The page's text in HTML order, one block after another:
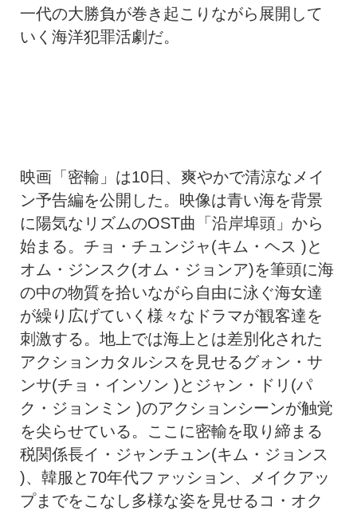
一代の大勝負が巻き起こりながら展開して
いく海洋犯罪活劇だ。
映画「密輸」は10日、爽やかで清涼なメイ
ン予告編を公開した。映像は青い海を背景
に陽気なリズムのOST曲「沿岸埠頭」から
始まる。チョ・チュンジャ(キム・ヘス )と
オム・ジンスク(オム・ジョンア)を筆頭に海
の中の物質を拾いながら自由に泳ぐ海女達
が繰り広げていく様々なドラマが観客達を
刺激する。地上では海上とは差別化された
アクションカタルシスを見せるグォン・サ
ンサ(チョ・インソン )とジャン・ドリ(パ
ク・ジョンミン )のアクションシーンが触覚
を尖らせている。ここに密輸を取り締まる
税関係長イ・ジャンチュン(キム・ジョンス
)、韓服と70年代ファッション、メイクアッ
プまでをこなし多様な姿を見せるコ・オク